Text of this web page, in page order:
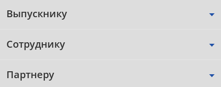
Выпускнику
Сотруднику
Партнеру